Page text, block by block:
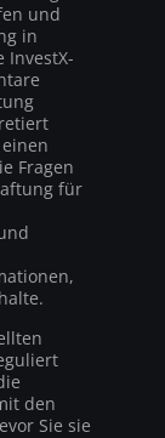
und
in
InvestX-
Fragen
für
den
Sie sie